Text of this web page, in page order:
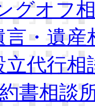
グオフ
言・遺産
立代行相
書相談